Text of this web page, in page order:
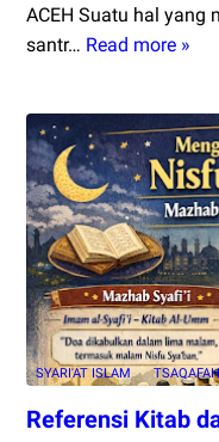
ACEH Suatu hal yang
santr… Read more »
ke
SYARI'AT ISLAM TSAQAFAH
Referensi Kitab